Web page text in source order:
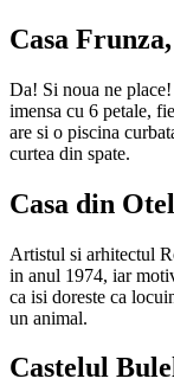
Casa
Da! Si noua ne
imensa cu 6 petale,
are si o piscina
curtea din spate.
Casa din
Artistul si arhitectul
in anul 1974, iar
ca isi doreste ca
un animal.
Castelul